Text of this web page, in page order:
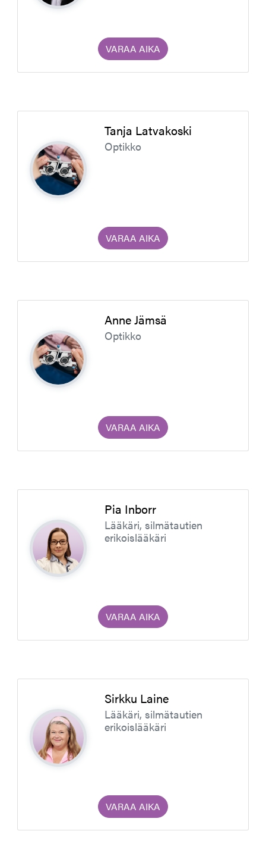
VARAA AIKA
Tanja Latvakoski
Optikko
VARAA AIKA
Anne Jämsä
Optikko
VARAA AIKA
Pia Inborr
Lääkäri, silmätautien
erikoislääkäri
VARAA AIKA
Sirkku Laine
Lääkäri, silmätautien
erikoislääkäri
VARAA AIKA